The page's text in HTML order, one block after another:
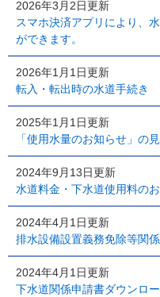
2026年3月2日更新
スマホ決済アプリにより、
ができます。
2026年1月1日更新
転入・転出時の水道手続き
2025年1月1日更新
「使用水量のお知らせ」の
2024年9月13日更新
水道料金・下水道使用料の
2024年4月1日更新
排水設備設置義務免除等関
2024年4月1日更新
下水道関係申請書ダウンロ